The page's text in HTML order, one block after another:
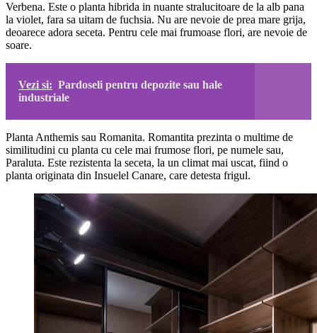
Verbena. Este o planta hibrida in nuante stralucitoare de la alb pana
la violet, fara sa uitam de fuchsia. Nu are nevoie de prea mare grija,
deoarece adora seceta. Pentru cele mai frumoase flori, are nevoie de
soare.
Vezi si: Pardoseli pentru depozite sau hale
industriale
Planta Anthemis sau Romanita. Romantita prezinta o multime de
similitudini cu planta cu cele mai frumose flori, pe numele sau,
Paraluta. Este rezistenta la seceta, la un climat mai uscat, fiind o
planta originata din Insuelel Canare, care detesta frigul.